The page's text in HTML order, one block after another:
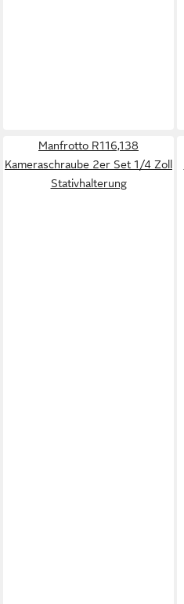
Manfrotto R116,138
Kameraschraube 2er Set 1/4 Zoll
Stativhalterung